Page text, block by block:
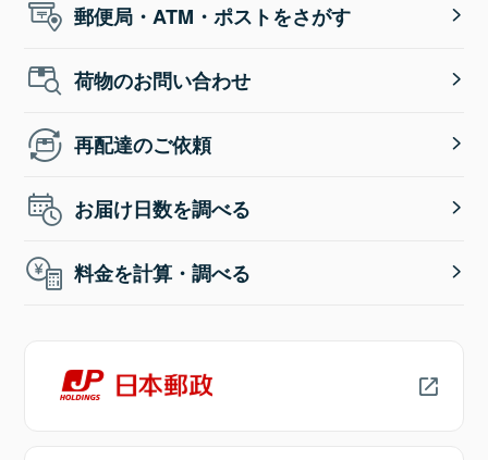
郵便局・ATM・ポストをさがす
荷物のお問い合わせ
再配達のご依頼
お届け日数を調べる
料金を計算・調べる